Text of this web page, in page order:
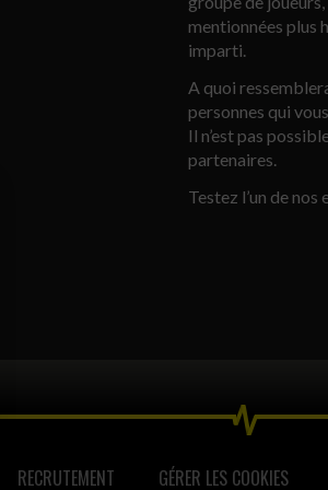
mentionnées plus
imparti.
A quoi
personnes qui
Il n’est pas
partenaires.
Testez l’un de
RECRUTEMENT GÉRER LES COOKIES